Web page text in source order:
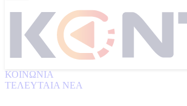
ΚΟΙΝΩΝΙΑ
ΤΕΛΕΥΤΑΙΑ ΝΕΑ